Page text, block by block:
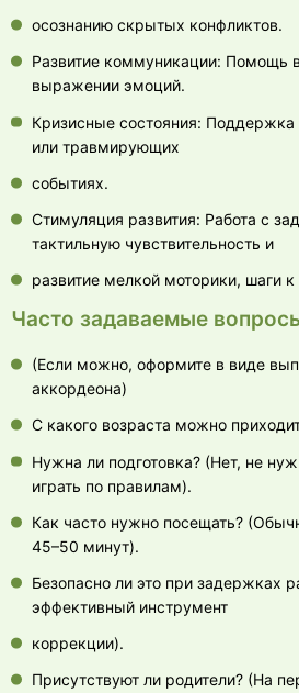
осознанию скрытых конфликтов.
Развитие коммуникации: Помощь
выражении эмоций.
Кризисные состояния: Поддержка
или травмирующих
событиях.
Стимуляция развития: Работа с
тактильную чувствительность и
развитие мелкой моторики, шаги
Часто задаваемые
(Если можно, оформите в виде
аккордеона)
С какого возраста можно
Нужна ли подготовка? (Нет, не
играть по правилам).
Как часто нужно посещать?
45–50 минут).
Безопасно ли это при задержках
эффективный инструмент
коррекции).
Присутствуют ли родители? (На